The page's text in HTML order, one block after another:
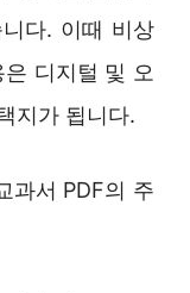
다. 이때 비상
디지털 및 오
지가 됩니다.
과서 PDF의 주